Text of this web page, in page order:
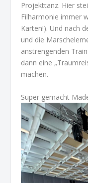
Projekttanz. Hier
Filharmonie immer
Karten!). Und nach
und die
anstrengenden
dann eine
machen.
Super gemacht